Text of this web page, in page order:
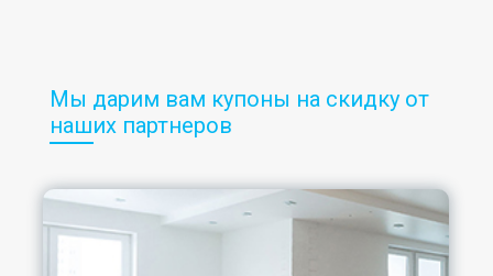
Мы дарим вам купоны на скидку от
наших партнеров